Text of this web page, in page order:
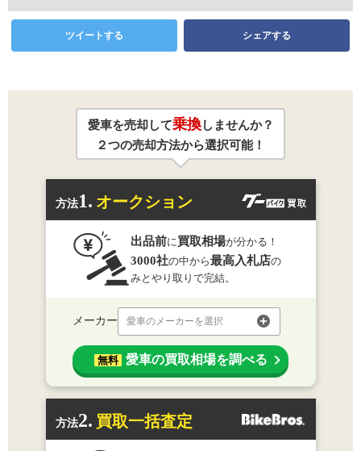
ツイートする シェアする
愛車を売却して乗換しませんか？
２つの売却方法から選択可能！
方法1. オークション
出品前に 買取相場が分かる！
3000社の中から最高入札店の
みとやり取りで完結。
メーカー 愛車のメーカーを選択
無料 愛車の買取相場を調べる
方法2. 買取一括査定